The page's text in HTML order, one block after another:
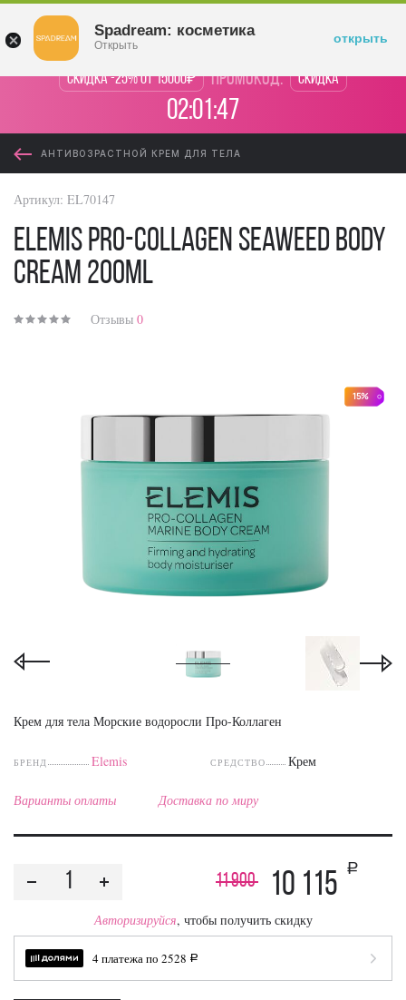
Скидка -25% от 15000₽ промокод: Скидка
02:01:47
АНТИВОЗРАСТНОЙ КРЕМ ДЛЯ ТЕЛА
15%
Артикул: EL70147
Elemis Pro-Collagen Seaweed Body
Cream 200ml
Отзывы 0
Крем для тела Морские водоросли Про-Коллаген
БРЕНД Elemis СРЕДСТВО Крем
Варианты оплаты Доставка по миру
11 900 10 115
a
Авторизируйся, чтобы получить скидку
4 платежа по 2528 a
Spadream: косметика
Открыть открыть